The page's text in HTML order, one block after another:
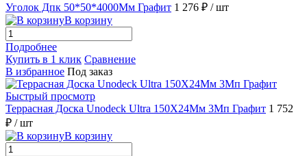
Уголок Дпк 50*50*4000Мм Графит 1 276 ₽ / шт
В корзину
Подробнее
Купить в 1 клик Сравнение
В избранное Под заказ
Быстрый просмотр
Террасная Доска Unodeck Ultra 150X24Мм 3Мп Графит 1 752
₽ / шт
В корзину